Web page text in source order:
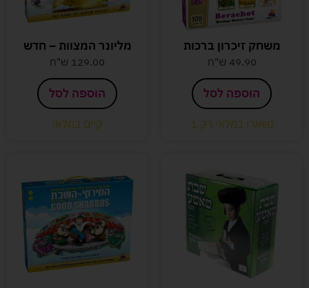
משחק זיכרון ברכות
49.90 ש"ח
הוספה לסל
נשארו במלאי רק 1
מליונר המצוות – חדש
129.00 ש"ח
הוספה לסל
קיים במלאי